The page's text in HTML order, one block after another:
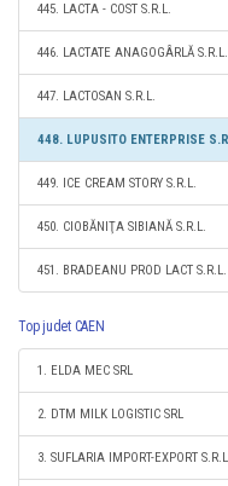
445. LACTA - COST S.R.L.
446. LACTATE ANAGOGÂRLĂ S.R.L.
447. LACTOSAN S.R.L.
448. LUPUSITO ENTERPRISE
449. ICE CREAM STORY S.R.L.
450. CIOBĂNIŢA SIBIANĂ S.R.L.
451. BRADEANU PROD LACT S.R.L.
Top judet CAEN
1. ELDA MEC SRL
2. DTM MILK LOGISTIC SRL
3. SUFLARIA IMPORT-EXPORT